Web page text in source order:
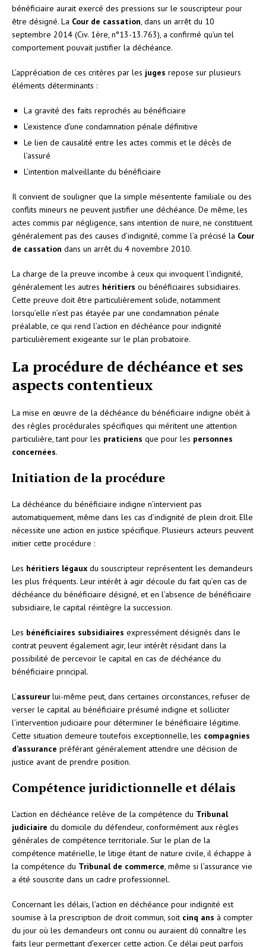
bénéficiaire aurait exercé des pressions sur le souscripteur pour
être désigné. La Cour de cassation, dans un arrêt du 10
septembre 2014 (Civ. 1ère, n°13-13.763), a confirmé qu’un tel
comportement pouvait justifier la déchéance.
L’appréciation de ces critères par les juges repose sur plusieurs
éléments déterminants :
La gravité des faits reprochés au bénéficiaire
L’existence d’une condamnation pénale définitive
Le lien de causalité entre les actes commis et le décès de
l’assuré
L’intention malveillante du bénéficiaire
Il convient de souligner que la simple mésentente familiale ou des
conflits mineurs ne peuvent justifier une déchéance. De même, les
actes commis par négligence, sans intention de nuire, ne constituent
généralement pas des causes d’indignité, comme l’a précisé la Cour
de cassation dans un arrêt du 4 novembre 2010.
La charge de la preuve incombe à ceux qui invoquent l’indignité,
généralement les autres héritiers ou bénéficiaires subsidiaires.
Cette preuve doit être particulièrement solide, notamment
lorsqu’elle n’est pas étayée par une condamnation pénale
préalable, ce qui rend l’action en déchéance pour indignité
particulièrement exigeante sur le plan probatoire.
La procédure de déchéance et ses
aspects contentieux
La mise en œuvre de la déchéance du bénéficiaire indigne obéit à
des règles procédurales spécifiques qui méritent une attention
particulière, tant pour les praticiens que pour les personnes
concernées.
Initiation de la procédure
La déchéance du bénéficiaire indigne n’intervient pas
automatiquement, même dans les cas d’indignité de plein droit. Elle
nécessite une action en justice spécifique. Plusieurs acteurs peuvent
initier cette procédure :
Les héritiers légaux du souscripteur représentent les demandeurs
les plus fréquents. Leur intérêt à agir découle du fait qu’en cas de
déchéance du bénéficiaire désigné, et en l’absence de bénéficiaire
subsidiaire, le capital réintègre la succession.
Les bénéficiaires subsidiaires expressément désignés dans le
contrat peuvent également agir, leur intérêt résidant dans la
possibilité de percevoir le capital en cas de déchéance du
bénéficiaire principal.
L’assureur lui-même peut, dans certaines circonstances, refuser de
verser le capital au bénéficiaire présumé indigne et solliciter
l’intervention judiciaire pour déterminer le bénéficiaire légitime.
Cette situation demeure toutefois exceptionnelle, les compagnies
d’assurance préférant généralement attendre une décision de
justice avant de prendre position.
Compétence juridictionnelle et délais
L’action en déchéance relève de la compétence du Tribunal
judiciaire du domicile du défendeur, conformément aux règles
générales de compétence territoriale. Sur le plan de la
compétence matérielle, le litige étant de nature civile, il échappe à
la compétence du Tribunal de commerce, même si l’assurance vie
a été souscrite dans un cadre professionnel.
Concernant les délais, l’action en déchéance pour indignité est
soumise à la prescription de droit commun, soit cinq ans à compter
du jour où les demandeurs ont connu ou auraient dû connaître les
faits leur permettant d’exercer cette action. Ce délai peut parfois